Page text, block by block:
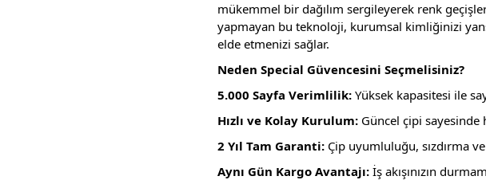
mükemmel bir dağılım sergileyerek renk
yapmayan bu teknoloji, kurumsal kimliğinizi
elde etmenizi sağlar.
Neden Special Güvencesini Seçmelisiniz?
5.000 Sayfa Verimlilik: Yüksek kapasitesi ile
Hızlı ve Kolay Kurulum: Güncel çipi sayesinde
2 Yıl Tam Garanti: Çip uyumluluğu, sızdırma
Aynı Gün Kargo Avantajı: İş akışınızın